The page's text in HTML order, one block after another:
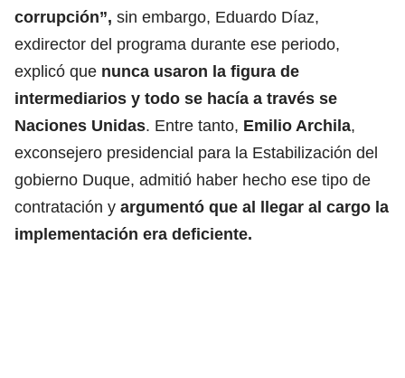
corrupción”, sin embargo, Eduardo Díaz,
exdirector del programa durante ese periodo,
explicó que nunca usaron la figura de
intermediarios y todo se hacía a través se
Naciones Unidas. Entre tanto, Emilio Archila,
exconsejero presidencial para la Estabilización del
gobierno Duque, admitió haber hecho ese tipo de
contratación y argumentó que al llegar al cargo la
implementación era deficiente.